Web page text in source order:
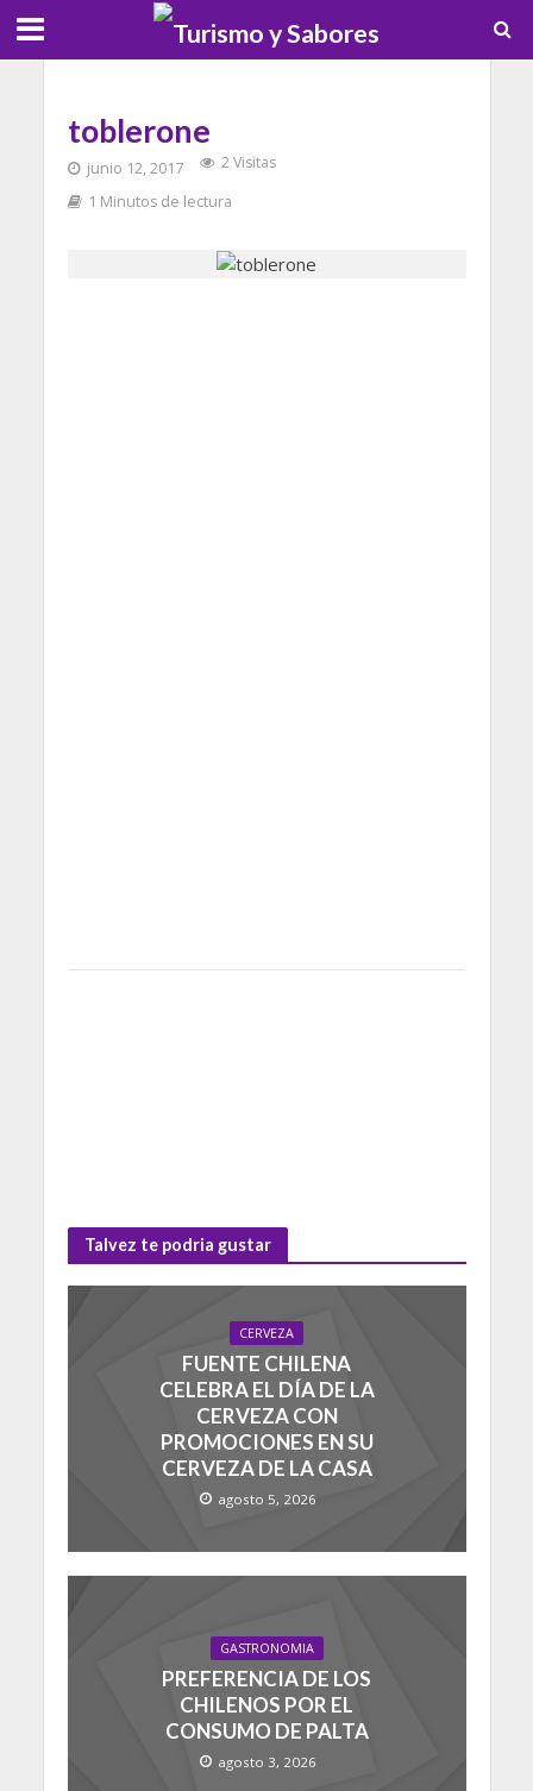
toblerone
junio 12, 2017
2 Visitas
1 Minutos de lectura
Talvez te podria gustar
CERVEZA
FUENTE CHILENA
CELEBRA EL DÍA DE LA
CERVEZA CON
PROMOCIONES EN SU
CERVEZA DE LA CASA
agosto 5, 2026
GASTRONOMIA
PREFERENCIA DE LOS
CHILENOS POR EL
CONSUMO DE PALTA
agosto 3, 2026